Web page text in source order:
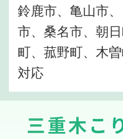
鈴鹿市、亀山市
市、桑名市、朝
町、菰野町、木
対応
三重木こ